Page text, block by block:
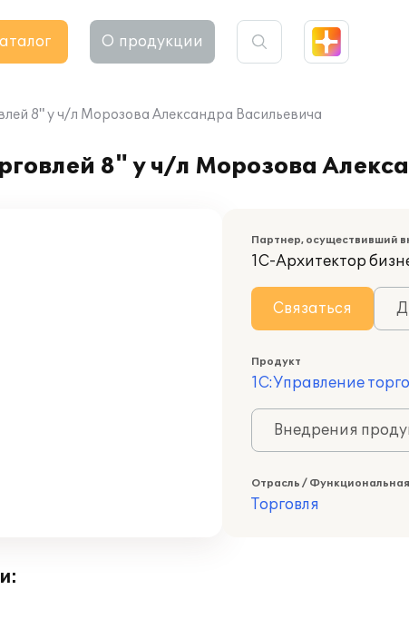
О продукции
8" у ч/л Морозова Александра Васильевича
8" у ч/л Морозова
Партнер, осуществивший
1С-Архитектор
Связаться
Продукт
1С:Управление
Внедрения
Отрасль /
Торговля